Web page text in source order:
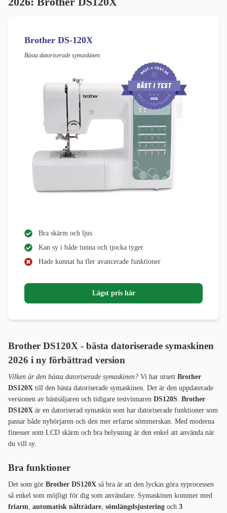
Brother DS-120X
Bästa datoriserade symaskinen
Bra skärm och ljus
Kan sy i både tunna och tjocka tyger
Hade kunnat ha fler avancerade funktioner
Lägst pris här
Brother DS120X - bästa datoriserade symaskinen
2026 i ny förbättrad version
Vilken är den bästa datoriserade symaskinen? Vi har utsett Brother
DS120X till den bästa datoriserade symaskinen. Det är den uppdaterade
versionen av bästsäljaren och tidigare testvinnaren DS120S. Brother
DS120X är en datoriserad symaskin som har datoriserade funktioner som
passar både nybörjaren och den mer erfarne sömmerskan. Med moderna
finesser som LCD skärm och bra belysning är den enkel att använda när
du vill sy.
Bra funktioner
Det som gör Brother DS120X så bra är att den lyckas göra syprocessen
så enkel som möjligt för dig som användare. Symaskinen kommer med
friarm, automatisk nålträdare, sömlängdsjustering och 3